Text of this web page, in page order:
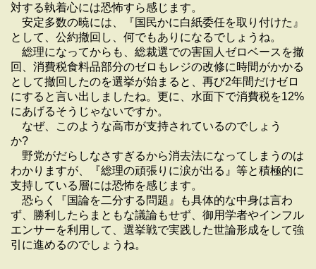
対する執着心には恐怖すら感じます。
安定多数の暁には、『国民かに白紙委任を取り付けた』
として、公約撤回し、何でもありになるでしょうね。
総理になってからも、総裁選での害国人ゼロベースを撤
回、消費税食料品部分のゼロもレジの改修に時間がかかる
として撤回したのを選挙が始まると、再び2年間だけゼロ
にすると言い出しましたね。更に、水面下で消費税を12%
にあげるそうじゃないですか。
なぜ、このような高市が支持されているのでしょう
か?
野党がだらしなさすぎるから消去法になってしまうのは
わかりますが、『総理の頑張りに涙が出る』等と積極的に
支持している層には恐怖を感じます。
恐らく『国論を二分する問題』も具体的な中身は言わ
ず、勝利したらまともな議論もせず、御用学者やインフル
エンサーを利用して、選挙戦で実践した世論形成をして強
引に進めるのでしょうね。